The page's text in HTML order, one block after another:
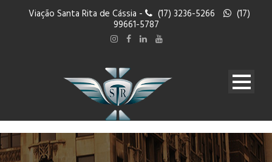
Viação Santa Rita de Cássia - (17) 3236-5266 (17)
99661-5787